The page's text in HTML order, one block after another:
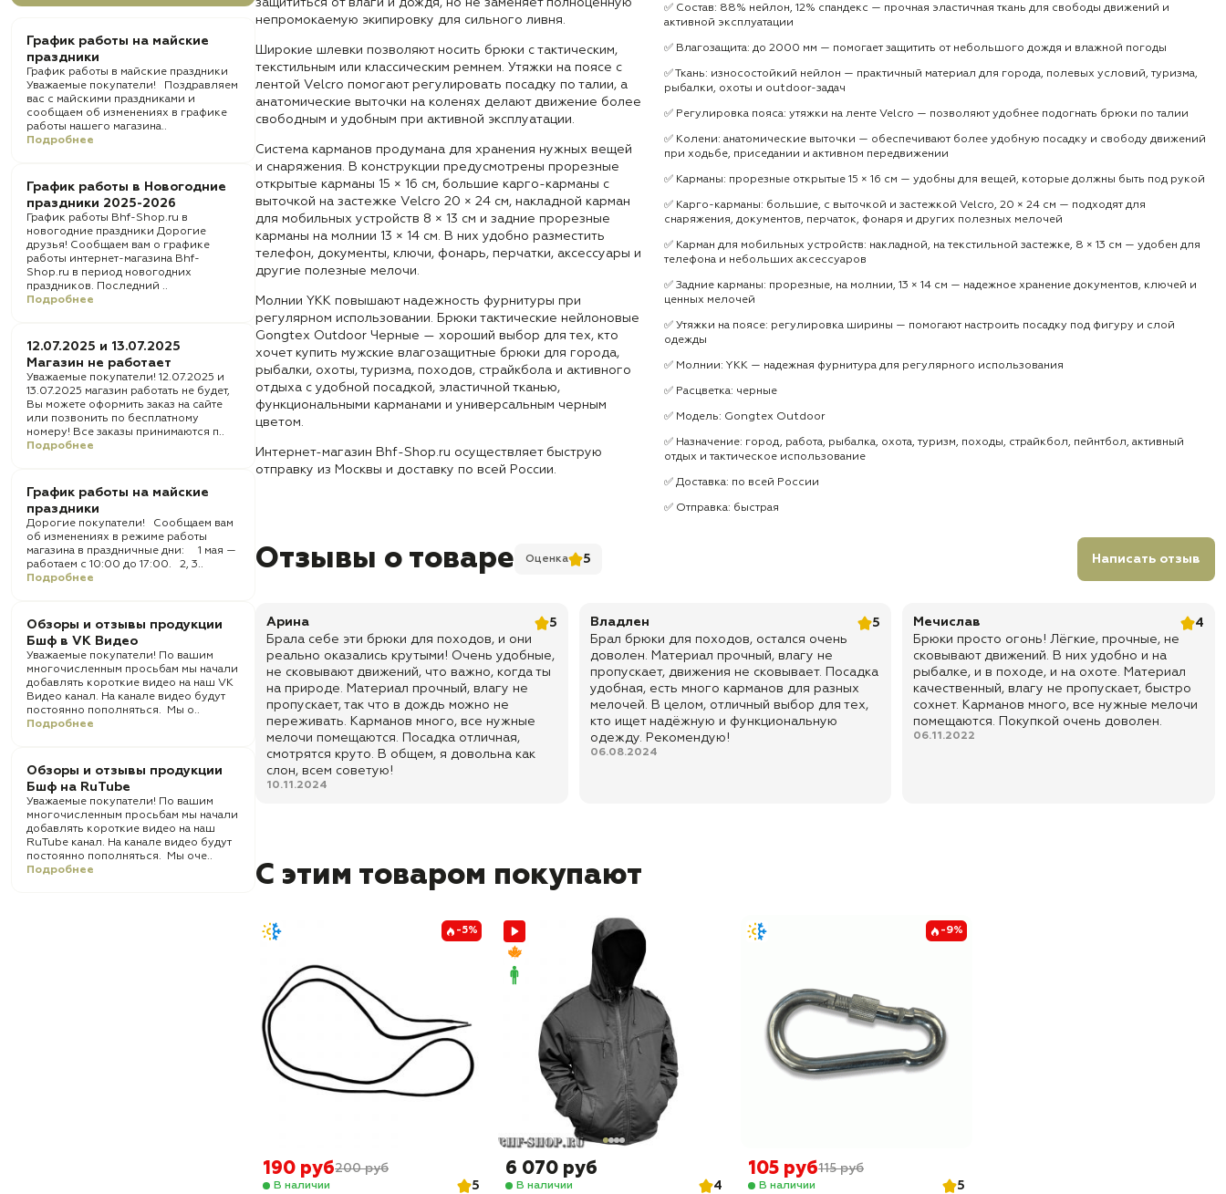
График работы на майские
праздники
График работы в майские праздники
Уважаемые покупатели! Поздравляем
вас с майскими праздниками и
сообщаем об изменениях в графике
работы нашего магазина..
Подробнее
График работы в Новогодние
праздники 2025-2026
График работы Bhf-Shop.ru в
новогодние праздники Дорогие
друзья! Сообщаем вам о графике
работы интернет-магазина Bhf-
Shop.ru в период новогодних
праздников. Последний ..
Подробнее
12.07.2025 и 13.07.2025
Магазин не работает
Уважаемые покупатели! 12.07.2025 и
13.07.2025 магазин работать не будет,
Вы можете оформить заказ на сайте
или позвонить по бесплатному
номеру! Все заказы принимаются п..
Подробнее
График работы на майские
праздники
Дорогие покупатели! Сообщаем вам
об изменениях в режиме работы
магазина в праздничные дни: 1 мая —
работаем с 10:00 до 17:00. 2, 3..
Подробнее
Обзоры и отзывы продукции
Бшф в VK Видео
Уважаемые покупатели! По вашим
многочисленным просьбам мы начали
добавлять короткие видео на наш VK
Видео канал. На канале видео будут
постоянно пополняться. Мы о..
Подробнее
Обзоры и отзывы продукции
Бшф на RuTube
Уважаемые покупатели! По вашим
многочисленным просьбам мы начали
добавлять короткие видео на наш
RuTube канал. На канале видео будут
постоянно пополняться. Мы оче..
Подробнее
защититься от влаги и дождя, но не заменяет полноценную
непромокаемую экипировку для сильного ливня.
Широкие шлевки позволяют носить брюки с тактическим,
текстильным или классическим ремнем. Утяжки на поясе с
лентой Velcro помогают регулировать посадку по талии, а
анатомические выточки на коленях делают движение более
свободным и удобным при активной эксплуатации.
Система карманов продумана для хранения нужных вещей
и снаряжения. В конструкции предусмотрены прорезные
открытые карманы 15 × 16 см, большие карго-карманы с
выточкой на застежке Velcro 20 × 24 см, накладной карман
для мобильных устройств 8 × 13 см и задние прорезные
карманы на молнии 13 × 14 см. В них удобно разместить
телефон, документы, ключи, фонарь, перчатки, аксессуары и
другие полезные мелочи.
Молнии YKK повышают надежность фурнитуры при
регулярном использовании. Брюки тактические нейлоновые
Gongtex Outdoor Черные — хороший выбор для тех, кто
хочет купить мужские влагозащитные брюки для города,
рыбалки, охоты, туризма, походов, страйкбола и активного
отдыха с удобной посадкой, эластичной тканью,
функциональными карманами и универсальным черным
цветом.
Интернет-магазин Bhf-Shop.ru осуществляет быструю
отправку из Москвы и доставку по всей России.
✅ Состав: 88% нейлон, 12% спандекс — прочная эластичная ткань для свободы движений и
активной эксплуатации
✅ Влагозащита: до 2000 мм — помогает защитить от небольшого дождя и влажной погоды
✅ Ткань: износостойкий нейлон — практичный материал для города, полевых условий, туризма,
рыбалки, охоты и outdoor-задач
✅ Регулировка пояса: утяжки на ленте Velcro — позволяют удобнее подогнать брюки по талии
✅ Колени: анатомические выточки — обеспечивают более удобную посадку и свободу движений
при ходьбе, приседании и активном передвижении
✅ Карманы: прорезные открытые 15 × 16 см — удобны для вещей, которые должны быть под рукой
✅ Карго-карманы: большие, с выточкой и застежкой Velcro, 20 × 24 см — подходят для
снаряжения, документов, перчаток, фонаря и других полезных мелочей
✅ Карман для мобильных устройств: накладной, на текстильной застежке, 8 × 13 см — удобен для
телефона и небольших аксессуаров
✅ Задние карманы: прорезные, на молнии, 13 × 14 см — надежное хранение документов, ключей и
ценных мелочей
✅ Утяжки на поясе: регулировка ширины — помогают настроить посадку под фигуру и слой
одежды
✅ Молнии: YKK — надежная фурнитура для регулярного использования
✅ Расцветка: черные
✅ Модель: Gongtex Outdoor
✅ Назначение: город, работа, рыбалка, охота, туризм, походы, страйкбол, пейнтбол, активный
отдых и тактическое использование
✅ Доставка: по всей России
✅ Отправка: быстрая
Отзывы о товаре Оценка 5 Написать отзыв
Арина
5
Брала себе эти брюки для походов, и они
реально оказались крутыми! Очень удобные,
не сковывают движений, что важно, когда ты
на природе. Материал прочный, влагу не
пропускает, так что в дождь можно не
переживать. Карманов много, все нужные
мелочи помещаются. Посадка отличная,
смотрятся круто. В общем, я довольна как
слон, всем советую!
10.11.2024
Владлен
5
Брал брюки для походов, остался очень
доволен. Материал прочный, влагу не
пропускает, движения не сковывает. Посадка
удобная, есть много карманов для разных
мелочей. В целом, отличный выбор для тех,
кто ищет надёжную и функциональную
одежду. Рекомендую!
06.08.2024
Мечислав
4
Брюки просто огонь! Лёгкие, прочные, не
сковывают движений. В них удобно и на
рыбалке, и в походе, и на охоте. Материал
качественный, влагу не пропускает, быстро
сохнет. Карманов много, все нужные мелочи
помещаются. Покупкой очень доволен.
06.11.2022
С этим товаром покупают
-5%
190 руб200 руб
В наличии
5
6 070 руб
В наличии
4
-9%
105 руб115 руб
В наличии
5